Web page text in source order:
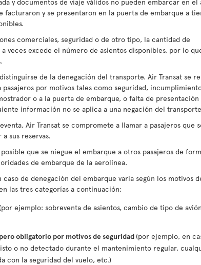
facturaron y se presentaron en la puerta de embarque a
comerciales, seguridad o de otro tipo, la cantidad de
veces excede el número de asientos disponibles, por lo
de la denegación del transporte. Air Transat se
por motivos tales como seguridad,
o a la puerta de embarque, o falta de presentación
información no se aplica a una negación del
Air Transat se compromete a llamar a pasajeros que
sus reservas.
que se niegue el embarque a otros pasajeros de
de embarque de la aerolínea.
caso de denegación del embarque varía según los motivos
las tres categorías a continuación:
(por ejemplo: sobreventa de asientos, cambio de tipo de
obligatorio por motivos de seguridad (por ejemplo, en
o no detectado durante el mantenimiento regular,
con la seguridad del vuelo, etc.)